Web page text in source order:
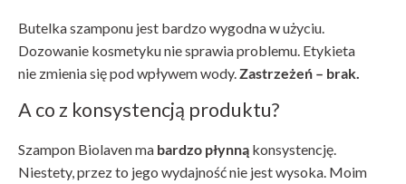
Butelka szamponu jest bardzo wygodna w użyciu.
Dozowanie kosmetyku nie sprawia problemu. Etykieta
nie zmienia się pod wpływem wody.Zastrzeżeń – brak.
A co z konsystencją produktu?
Szampon Biolaven ma bardzo płynną konsystencję.
Niestety, przez to jego wydajność nie jest wysoka. Moim